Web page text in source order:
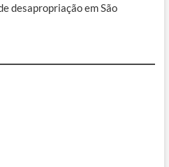
desapropriação em São